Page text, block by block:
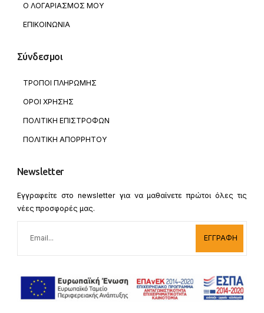
Ο ΛΟΓΑΡΙΑΣΜΟΣ ΜΟΥ
ΕΠΙΚΟΙΝΩΝΙΑ
Σύνδεσμοι
ΤΡΟΠΟΙ ΠΛΗΡΩΜΗΣ
ΟΡΟΙ ΧΡΗΣΗΣ
ΠΟΛΙΤΙΚΗ ΕΠΙΣΤΡΟΦΩΝ
ΠΟΛΙΤΙΚΗ ΑΠΟΡΡΗΤΟΥ
Newsletter
Εγγραφείτε στο newsletter για να μαθαίνετε πρώτοι όλες τις
νέες προσφορές μας.
ΕΓΓΡΑΦΗ